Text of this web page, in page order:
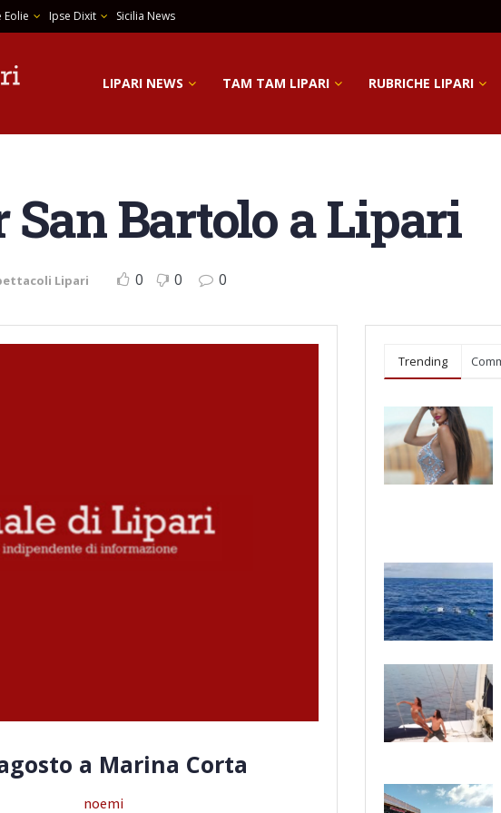
Eolie Ipse Dixit Sicilia News
LIPARI NEWS TAM TAM LIPARI RUBRICHE LIPARI
Bartolo a Lipari
Lipari 0 0 0
a Marina Corta
Trending